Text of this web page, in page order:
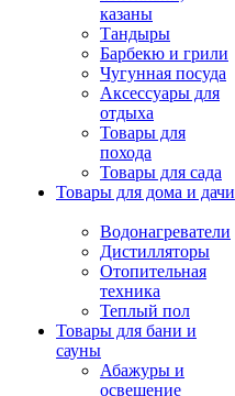
казаны
Тандыры
Барбекю и грили
Чугунная посуда
Аксессуары для
отдыха
Товары для
похода
Товары для сада
Товары для дома и дачи
Водонагреватели
Дистилляторы
Отопительная
техника
Теплый пол
Товары для бани и
сауны
Абажуры и
освещение